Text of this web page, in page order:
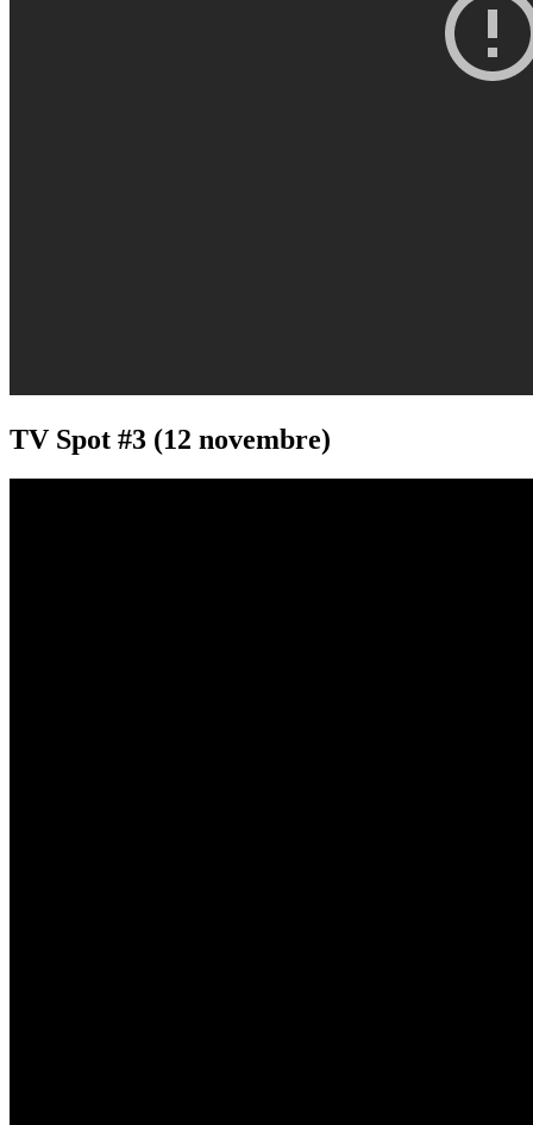
TV Spot #3 (12 novembre)